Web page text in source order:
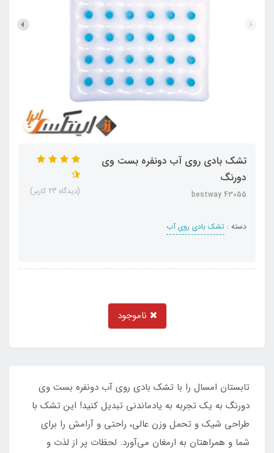
تشک بادی روی آب دونفره بست وی
دورنگ
bestway 43055
دسته : تشک بادی روی آب
(دیدگاه 23 کاربر)
ناموجود
تابستان امسال را با تشک بادی روی آب دونفره بست وی
دورنگ به یک تجربه به یادماندنی تبدیل کنید! این تشک با
طراحی شیک و تحمل وزن عالی، راحتی و آرامش را برای
شما و همراهتان به ارمغان می‌آورد. لحظات پر از لذت و